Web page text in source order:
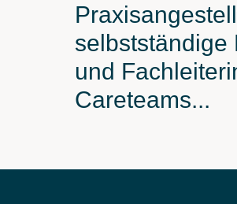
selbstständige
und
Careteams...